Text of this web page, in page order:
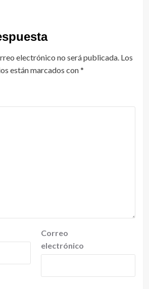
electrónico no será publicada. Los
están marcados con*
Correo
electrónico